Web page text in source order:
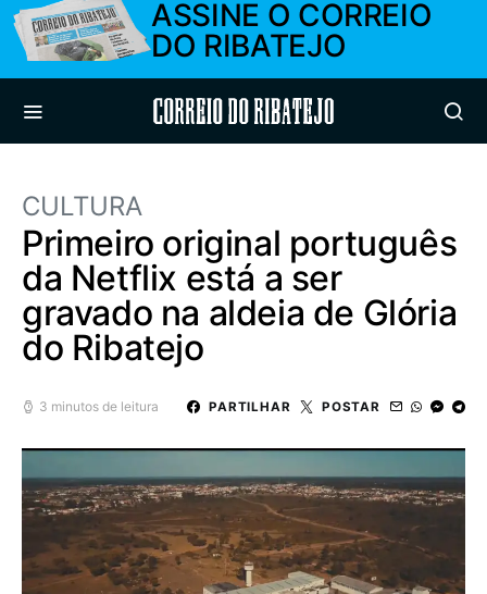
ASSINE O CORREIO
DO RIBATEJO
Correio do Ribatejo
CULTURA
Primeiro original português
da Netflix está a ser
gravado na aldeia de Glória
do Ribatejo
3 minutos de leitura PARTILHAR POSTAR